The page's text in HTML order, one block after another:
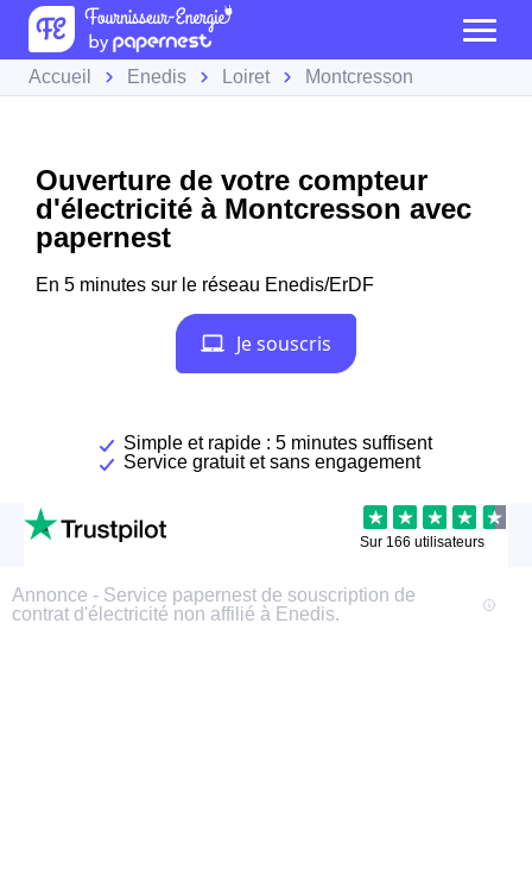
Accueil Enedis Loiret Montcresson